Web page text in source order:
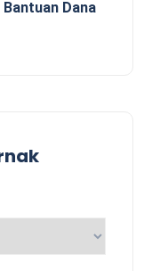
Dana